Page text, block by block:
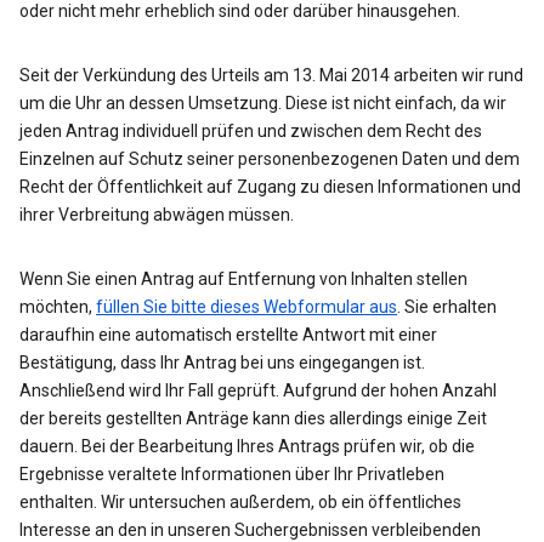
oder nicht mehr erheblich sind oder darüber hinausgehen.
Seit der Verkündung des Urteils am 13. Mai 2014 arbeiten wir rund
um die Uhr an dessen Umsetzung. Diese ist nicht einfach, da wir
jeden Antrag individuell prüfen und zwischen dem Recht des
Einzelnen auf Schutz seiner personenbezogenen Daten und dem
Recht der Öffentlichkeit auf Zugang zu diesen Informationen und
ihrer Verbreitung abwägen müssen.
Wenn Sie einen Antrag auf Entfernung von Inhalten stellen
möchten, füllen Sie bitte dieses Webformular aus . Sie erhalten
daraufhin eine automatisch erstellte Antwort mit einer
Bestätigung, dass Ihr Antrag bei uns eingegangen ist.
Anschließend wird Ihr Fall geprüft. Aufgrund der hohen Anzahl
der bereits gestellten Anträge kann dies allerdings einige Zeit
dauern. Bei der Bearbeitung Ihres Antrags prüfen wir, ob die
Ergebnisse veraltete Informationen über Ihr Privatleben
enthalten. Wir untersuchen außerdem, ob ein öffentliches
Interesse an den in unseren Suchergebnissen verbleibenden